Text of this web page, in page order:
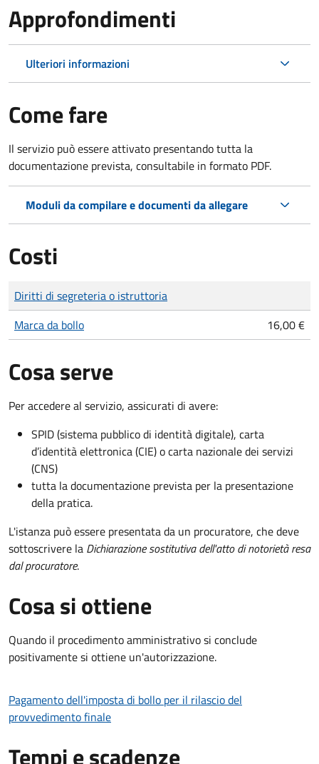
Approfondimenti
Ulteriori informazioni
Come fare
Il servizio può essere attivato presentando tutta la
documentazione prevista, consultabile in formato PDF.
Moduli da compilare e documenti da allegare
Costi
Tipo di pagamento
Importo
Diritti di segreteria o istruttoria
Marca da bollo
16,00 €
Cosa serve
Per accedere al servizio, assicurati di avere:
SPID (sistema pubblico di identità digitale), carta
d’identità elettronica (CIE) o carta nazionale dei servizi
(CNS)
tutta la documentazione prevista per la presentazione
della pratica.
L'istanza può essere presentata da un procuratore, che deve
sottoscrivere la Dichiarazione sostitutiva dell'atto di notorietà resa
dal procuratore.
Cosa si ottiene
Quando il procedimento amministrativo si conclude
positivamente si ottiene un'autorizzazione.
Pagamento dell'imposta di bollo per il rilascio del
provvedimento finale
Tempi e scadenze